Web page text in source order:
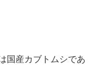
国産カブトムシであ